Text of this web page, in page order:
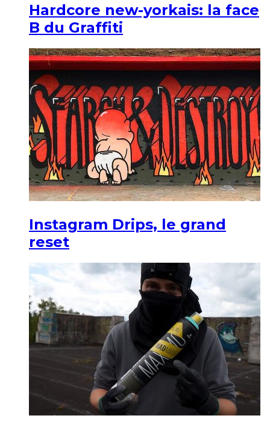
Hardcore new-yorkais: la face
B du Graffiti
Instagram Drips, le grand
reset